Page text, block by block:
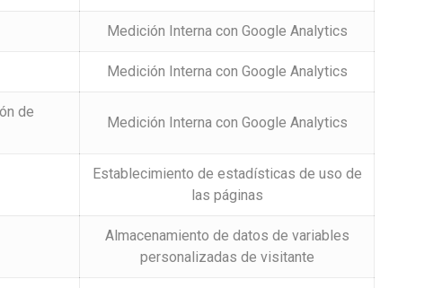
Medición Interna con Google Analytics
Medición Interna con Google Analytics
de
Medición Interna con Google Analytics
Establecimiento de estadísticas de uso de
las páginas
Almacenamiento de datos de variables
personalizadas de visitante